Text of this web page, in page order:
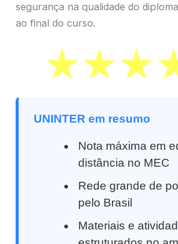
segurança na qualidade do
ao final do curso.
UNINTER em resumo
Nota máxima em
distância no MEC
Rede grande de
pelo Brasil
Materiais e